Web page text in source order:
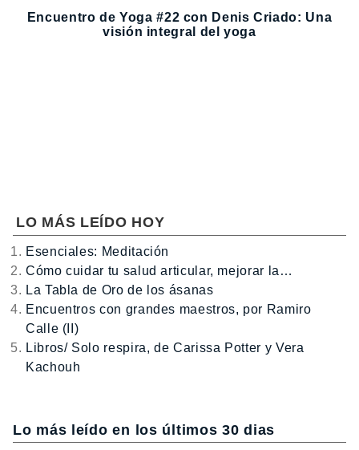
Encuentro de Yoga #22 con Denis Criado: Una
visión integral del yoga
LO MÁS LEÍDO HOY
Esenciales: Meditación
Cómo cuidar tu salud articular, mejorar la…
La Tabla de Oro de los ásanas
Encuentros con grandes maestros, por Ramiro
Calle (II)
Libros/ Solo respira, de Carissa Potter y Vera
Kachouh
Lo más leído en los últimos 30 dias